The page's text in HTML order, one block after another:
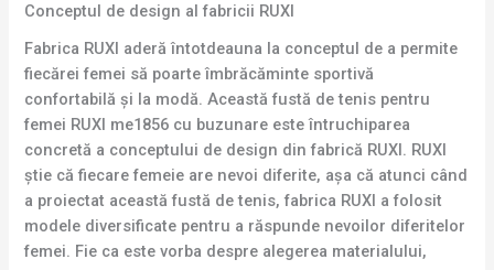
Conceptul de design al fabricii RUXI
Fabrica RUXI aderă întotdeauna la conceptul de a permite
fiecărei femei să poarte îmbrăcăminte sportivă
confortabilă și la modă. Această fustă de tenis pentru
femei RUXI me1856 cu buzunare este întruchiparea
concretă a conceptului de design din fabrică RUXI. RUXI
știe că fiecare femeie are nevoi diferite, așa că atunci când
a proiectat această fustă de tenis, fabrica RUXI a folosit
modele diversificate pentru a răspunde nevoilor diferitelor
femei. Fie ca este vorba despre alegerea materialului,